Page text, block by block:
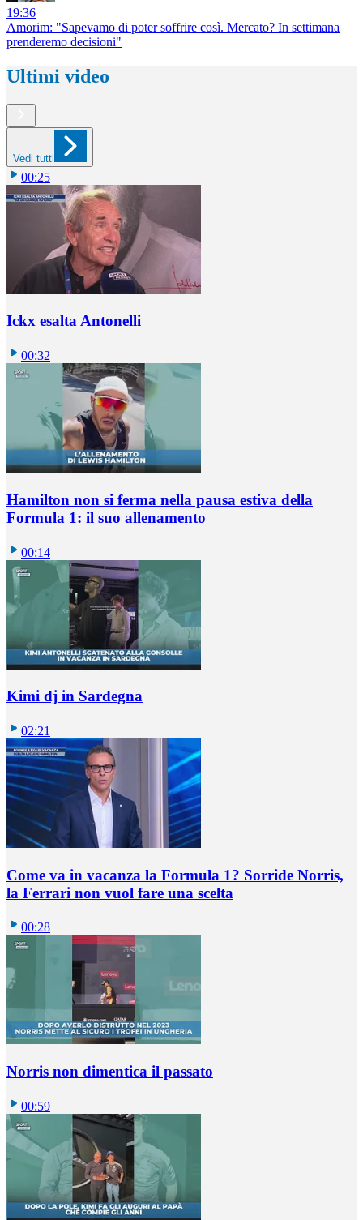
19:36
Amorim: "Sapevamo di poter soffrire così. Mercato? In settimana
prenderemo decisioni"
Ultimi video
Vedi tutti
00:25
Ickx esalta Antonelli
00:32
Hamilton non si ferma nella pausa estiva della
Formula 1: il suo allenamento
00:14
Kimi dj in Sardegna
02:21
Come va in vacanza la Formula 1? Sorride Norris,
la Ferrari non vuol fare una scelta
00:28
Norris non dimentica il passato
00:59